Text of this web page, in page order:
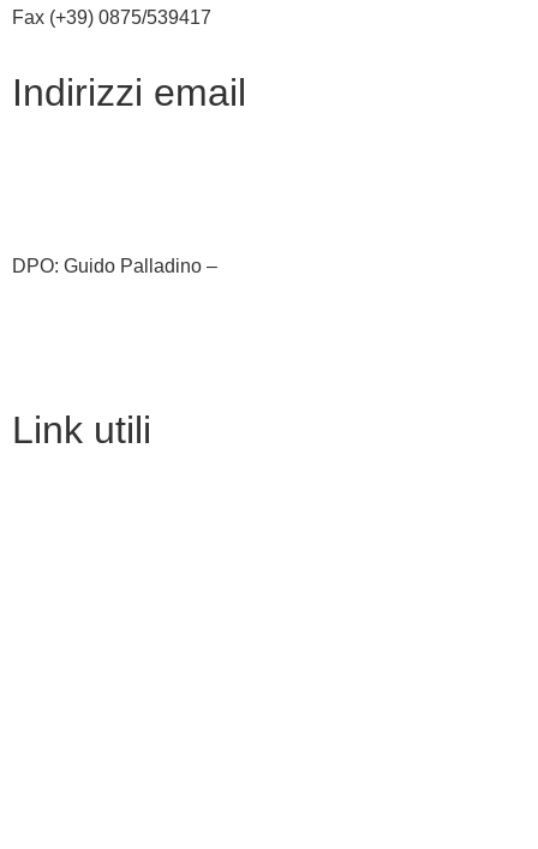
Fax (+39) 0875/539417
indirizzi email
DPO: Guido Palladino –
link utili